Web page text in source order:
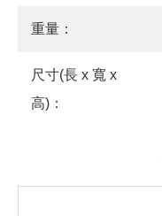
重量：
尺寸(長 x 寬 x
高)：